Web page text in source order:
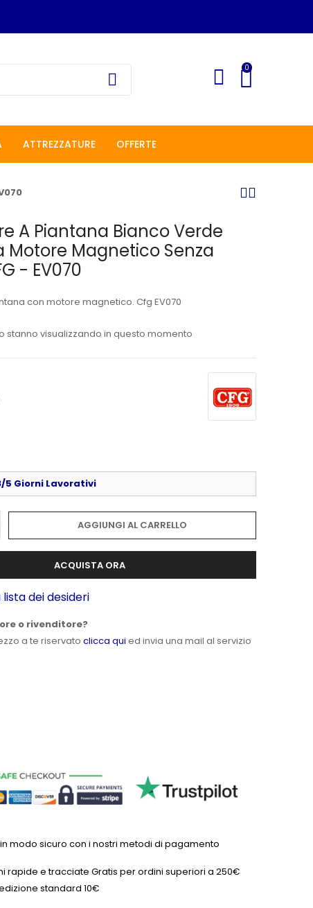
0
ATTREZZATURE OFFERTE
A Piantana Bianco Verde
Motore Magnetico Senza
- EV070
con motore magnetico. Cfg EV070
stanno visualizzando in questo momento
5 Giorni Lavorativi
AGGIUNGI AL CARRELLO
ACQUISTA ORA
dei desideri
o rivenditore?
a te riservato clicca qui ed invia una mail al servizio
modo sicuro con i nostri metodi di pagamento
rapide e tracciate Gratis per ordini superiori a 250€
standard 10€